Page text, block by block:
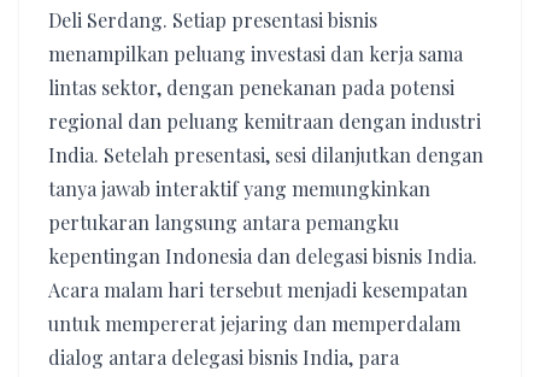
Deli Serdang. Setiap presentasi bisnis
menampilkan peluang investasi dan kerja sama
lintas sektor, dengan penekanan pada potensi
regional dan peluang kemitraan dengan industri
India. Setelah presentasi, sesi dilanjutkan dengan
tanya jawab interaktif yang memungkinkan
pertukaran langsung antara pemangku
kepentingan Indonesia dan delegasi bisnis India.
Acara malam hari tersebut menjadi kesempatan
untuk mempererat jejaring dan memperdalam
dialog antara delegasi bisnis India, para